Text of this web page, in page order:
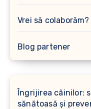
Vrei să colaborăm?
Blog partener
Îngrijirea câinilor:
sănătoasă și